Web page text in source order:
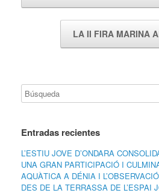
LA II FIRA MARINA
Entradas recientes
L’ESTIU JOVE D’ONDARA
UNA GRAN PARTICIPACIÓ I
AQUÀTICA A DÉNIA I
DES DE LA TERRASSA DE L’ESPAI